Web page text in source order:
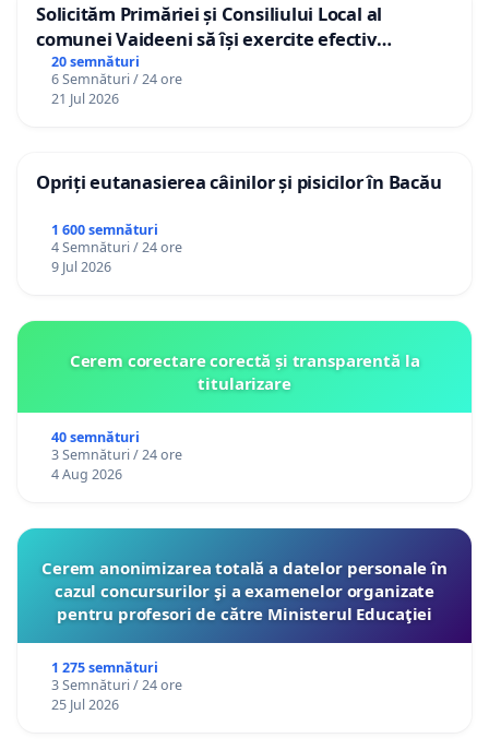
Solicităm Primăriei și Consiliului Local al
comunei Vaideeni să își exercite efectiv
atribuțiile legale și să reprezinte interesele
cetățenilor în raport cu APAVIL S.A, operatorul
serviciului de apă!
20 semnături
6 Semnături / 24 ore
21 Jul 2026
Opriți eutanasierea câinilor și pisicilor în Bacău
1 600 semnături
4 Semnături / 24 ore
9 Jul 2026
Cerem corectare corectă și transparentă la
titularizare
40 semnături
3 Semnături / 24 ore
4 Aug 2026
Cerem anonimizarea totală a datelor personale în
cazul concursurilor şi a examenelor organizate
pentru profesori de către Ministerul Educaţiei
1 275 semnături
3 Semnături / 24 ore
25 Jul 2026